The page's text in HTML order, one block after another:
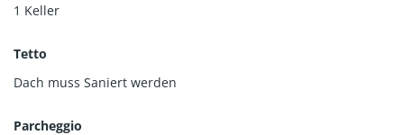
1 Keller
Tetto
Dach muss Saniert werden
Parcheggio